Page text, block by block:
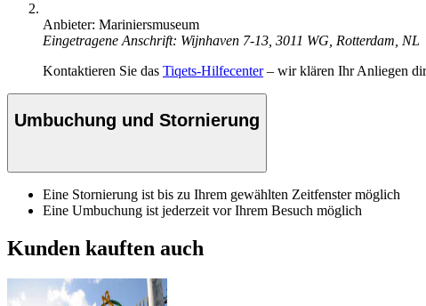
Anbieter: Mariniersmuseum
Eingetragene Anschrift: Wijnhaven 7-13, 3011 WG, Rotterdam, NL
Kontaktieren Sie das Tiqets-Hilfecenter– wir klären Ihr Anliegen
Umbuchung und Stornierung
Eine Stornierung ist bis zu Ihrem gewählten Zeitfenster möglich
Eine Umbuchung ist jederzeit vor Ihrem Besuch möglich
Kunden kauften auch